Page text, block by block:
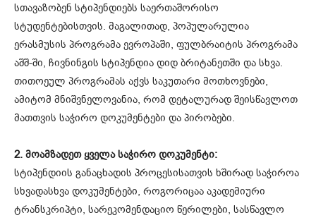
სთავაზობენ სტიპენდიებს საერთაშორისო
სტუდენტებისთვის. მაგალითად, პოპულარულია
ერასმუსის პროგრამა ევროპაში, ფულბრაიტის პროგრამა
აშშ-ში, ჩივნინგის სტიპენდია დიდ ბრიტანეთში და სხვა.
თითოეულ პროგრამას აქვს საკუთარი მოთხოვნები,
ამიტომ მნიშვნელოვანია, რომ დეტალურად შეისწავლოთ
მათთვის საჭირო დოკუმენტები და პირობები.
2. მოამზადეთ ყველა საჭირო დოკუმენტი:
სტიპენდიის განაცხადის პროცესისათვის ხშირად საჭიროა
სხვადასხვა დოკუმენტები, როგორიცაა აკადემიური
ტრანსკრიპტი, სარეკომენდაციო წერილები, სასწავლო